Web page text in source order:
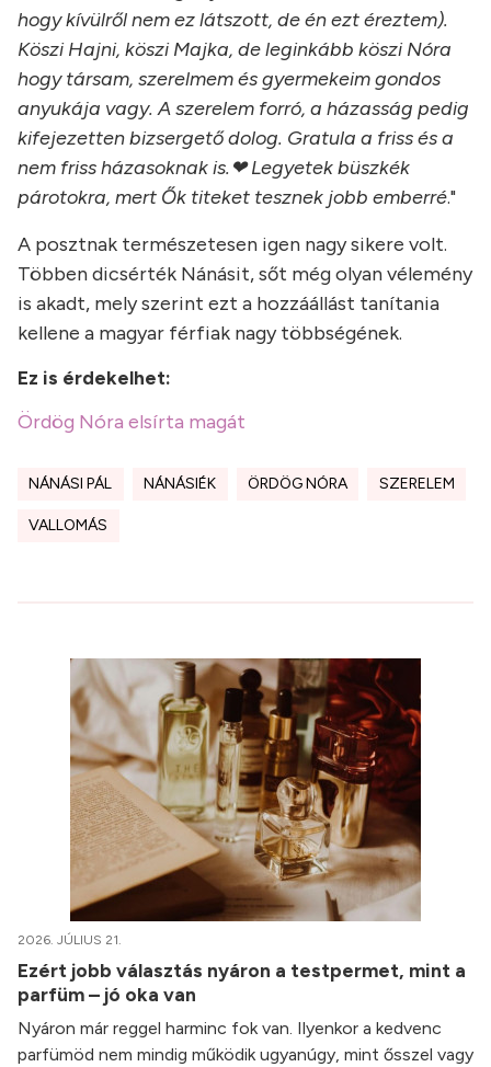
hogy kívülről nem ez látszott, de én ezt éreztem).
Köszi Hajni, köszi Majka, de leginkább köszi Nóra
hogy társam, szerelmem és gyermekeim gondos
anyukája vagy. A szerelem forró, a házasság pedig
kifejezetten bizsergető dolog. Gratula a friss és a
nem friss házasoknak is.❤ Legyetek büszkék
párotokra, mert Ők titeket tesznek jobb emberré."
A posztnak természetesen igen nagy sikere volt.
Többen dicsérték Nánásit, sőt még olyan vélemény
is akadt, mely szerint ezt a hozzáállást tanítania
kellene a magyar férfiak nagy többségének.
Ez is érdekelhet:
Ördög Nóra elsírta magát
NÁNÁSI PÁL NÁNÁSIÉK ÖRDÖG NÓRA SZERELEM
VALLOMÁS
2026. JÚLIUS 21.
Ezért jobb választás nyáron a testpermet, mint a
parfüm – jó oka van
Nyáron már reggel harminc fok van. Ilyenkor a kedvenc
parfümöd nem mindig működik ugyanúgy, mint ősszel vagy